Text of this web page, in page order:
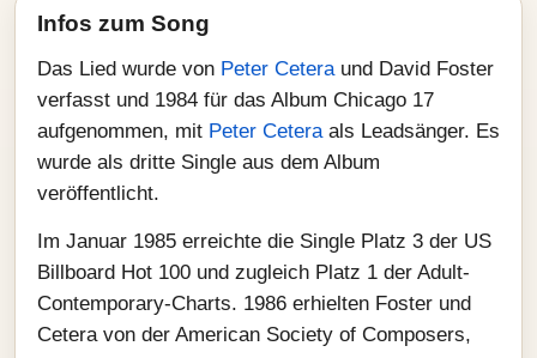
Infos zum Song
Das Lied wurde von Peter Ceteraund David Foster
verfasst und 1984 für das Album Chicago 17
aufgenommen, mit Peter Ceteraals Leadsänger. Es
wurde als dritte Single aus dem Album
veröffentlicht.
Im Januar 1985 erreichte die Single Platz 3 der US
Billboard Hot 100 und zugleich Platz 1 der Adult-
Contemporary-Charts. 1986 erhielten Foster und
Cetera von der American Society of Composers,